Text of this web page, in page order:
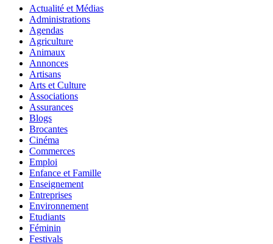
Actualité et Médias
Administrations
Agendas
Agriculture
Animaux
Annonces
Artisans
Arts et Culture
Associations
Assurances
Blogs
Brocantes
Cinéma
Commerces
Emploi
Enfance et Famille
Enseignement
Entreprises
Environnement
Etudiants
Féminin
Festivals